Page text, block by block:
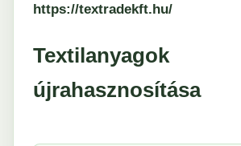
https://textradekft.hu/
Textilanyagok
újrahasznosítása